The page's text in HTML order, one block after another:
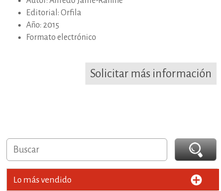
Editorial: Orfila
Año: 2015
Formato electrónico
Solicitar más información
Lo más vendido